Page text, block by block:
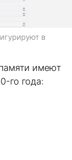
в
имеют
го года: